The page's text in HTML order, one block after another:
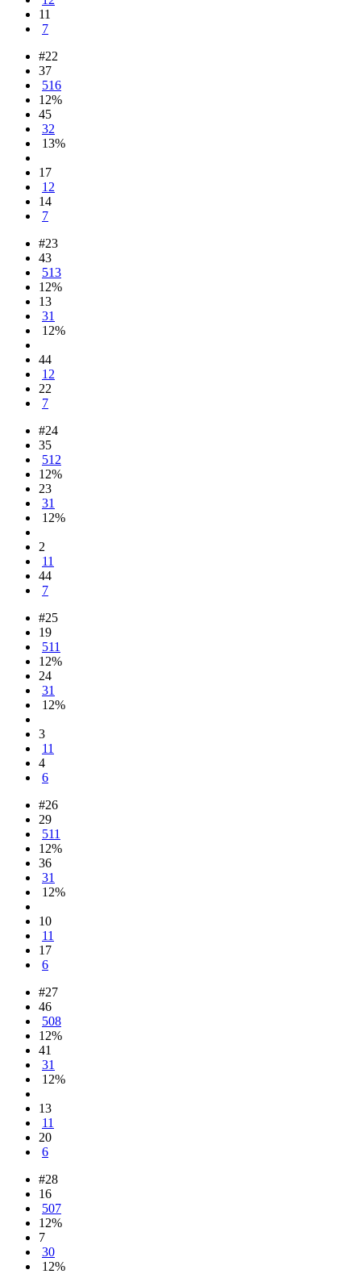
11
7
#22
37
516
12%
45
32
13%
17
12
14
7
#23
43
513
12%
13
31
12%
44
12
22
7
#24
35
512
12%
23
31
12%
2
11
44
7
#25
19
511
12%
24
31
12%
3
11
4
6
#26
29
511
12%
36
31
12%
10
11
17
6
#27
46
508
12%
41
31
12%
13
11
20
6
#28
16
507
12%
7
30
12%